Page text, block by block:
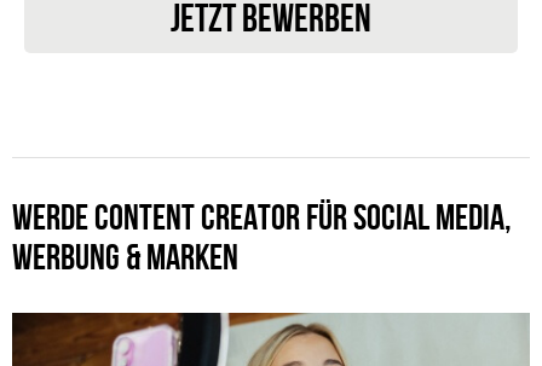
JETZT BEWERBEN
WERDE CONTENT CREATOR FÜR SOCIAL MEDIA,
WERBUNG & MARKEN